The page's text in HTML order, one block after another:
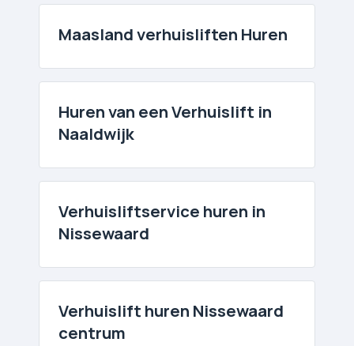
Maasland verhuislift­en Huren
Huren van een Verhuislift in
Naaldwijk
Verhuislift­service huren in
Nissewaard
Verhuislift huren Nissewaard
centrum